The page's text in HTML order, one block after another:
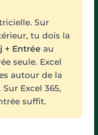
Sur
tu dois la
+ Entrée au
seule. Excel
autour de la
Excel 365,
suffit.